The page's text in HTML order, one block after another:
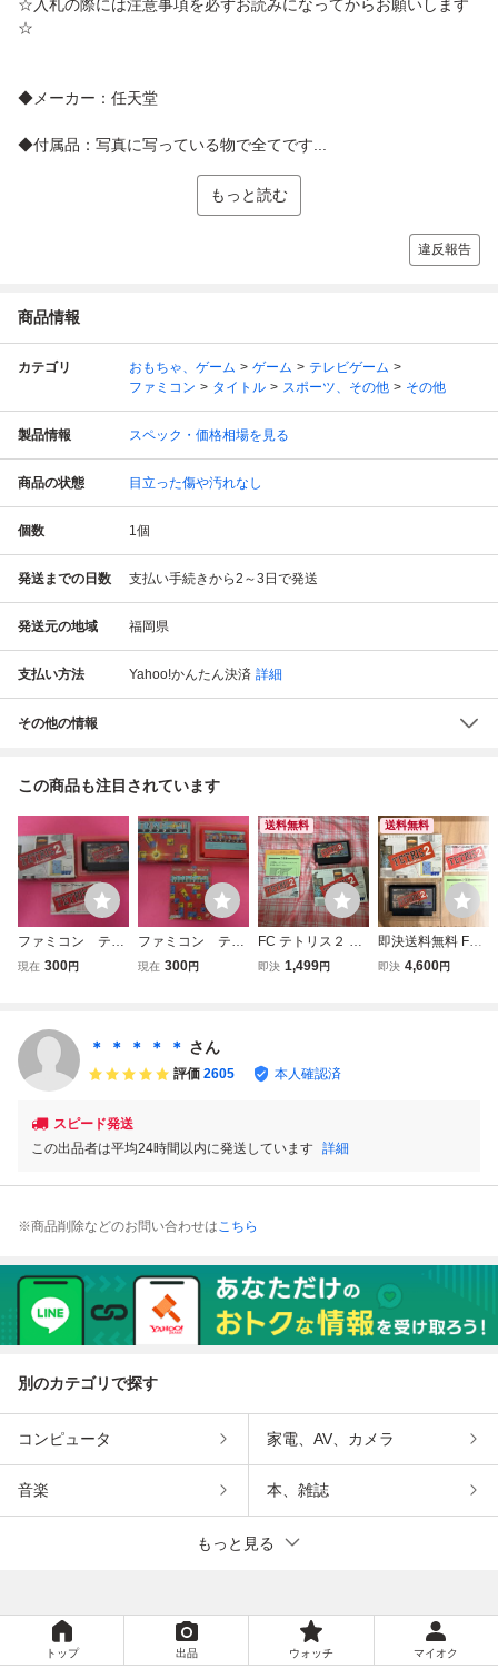
☆入札の際には注意事項を必ずお読みになってからお願いします
☆
◆メーカー：任天堂
◆付属品：写真に写っている物で全てです...
もっと読む
違反報告
商品情報
カテゴリ おもちゃ、ゲーム ゲーム
テレビゲーム
ファミコン
タイトル スポーツ、その他 その他
製品情報 スペック・価格相場を見る
商品の状態 目立った傷や汚れなし
個数 1個
発送までの日数 支払い手続きから2～3日で発送
発送元の地域 福岡県
支払い方法 Yahoo!かんたん決済 詳細
その他の情報
この商品も注目されています
ファミコン テト
リス２ 箱 説明
現在 300円
ファミコン テト
リスフラッシュ
現在 300円
送料無料
FC テトリス２ ボ
ンブリス TETRIS2
RIS2 +BomBliss
テトリス
即決 1,499円
送料無料
即決送料無料 FC
テトリス2+BOMB
即決 4,600円
＊ ＊ ＊ ＊ ＊ さん
評価 2605 本人確認済
スピード発送
この出品者は平均24時間以内に発送しています 詳細
※商品削除などのお問い合わせはこちら
別のカテゴリで探す
コンピュータ 家電、AV、カメラ
音楽 本、雑誌
もっと見る
トップ 出品 ウォッチ マイオク